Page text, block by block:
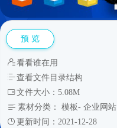
预 览
看看谁在用
查看文件目录结构
文件大小：5.08M
素材分类： 模板- 企业网站
更新时间：2021-12-28